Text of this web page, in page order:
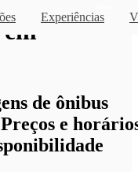
Experiências
de ônibus
e